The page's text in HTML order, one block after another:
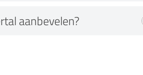
aanbevelen?